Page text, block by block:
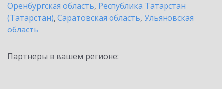
Оренбургская область, Республика Татарстан
(Татарстан), Саратовская область, Ульяновская
область
Партнеры в вашем регионе: